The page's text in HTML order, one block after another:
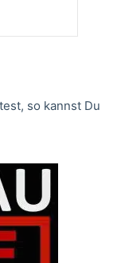
so kannst Du